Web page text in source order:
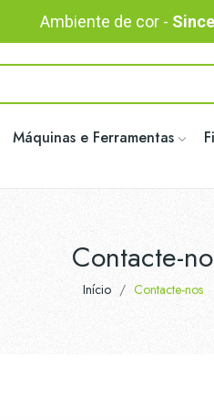
Ambiente de cor -
Máquinas e Ferramentas
Contacte-
Início Contacte-nos